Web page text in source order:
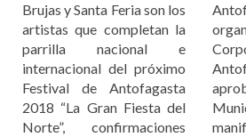
Brujas y Santa Feria son los
artistas que completan la
parrilla nacional e
internacional del próximo
Festival de Antofagasta
2018 “La Gran Fiesta del
Norte”, confirmaciones